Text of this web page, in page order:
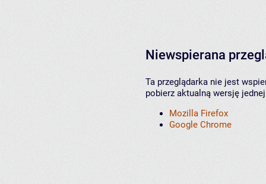
Niewspierana
Ta przeglądarka nie jest
pobierz aktualną wersję
Mozilla Firefox
Google Chrome